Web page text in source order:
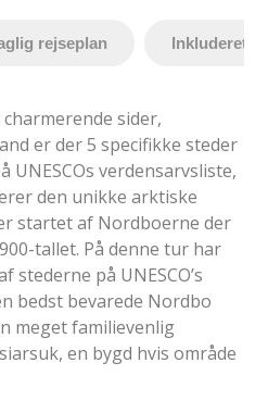
rejseplan Inkluderet
sider,
er der 5 specifikke steder
UNESCOs verdensarvsliste,
den unikke arktiske
startet af Nordboerne der
tallet. På denne tur har
stederne på UNESCO’s
bedst bevarede Nordbo
meget familievenlig
en bygd hvis område